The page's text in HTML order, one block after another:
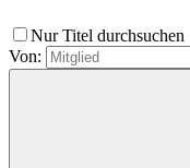
Nur Titel durchsuchen
Von: